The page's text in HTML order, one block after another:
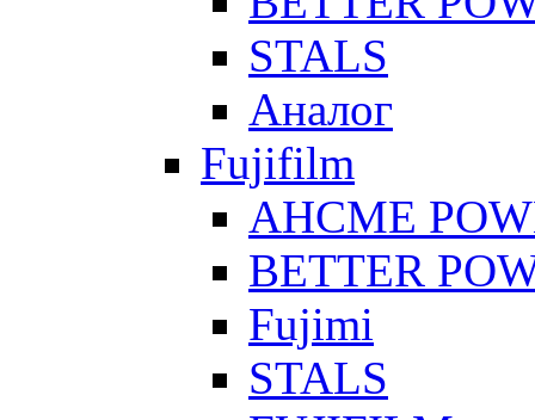
STALS
Аналог
Fujifilm
AHCME
BETTER
Fujimi
STALS